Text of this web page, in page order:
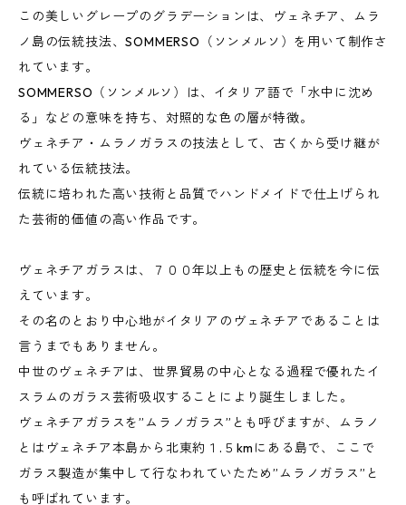
この美しいグレープのグラデーションは、ヴェネチア、ムラ
ノ島の伝統技法、SOMMERSO（ソンメルソ）を用いて制作さ
れています。
SOMMERSO（ソンメルソ）は、イタリア語で「水中に沈め
る」などの意味を持ち、対照的な色の層が特徴。
ヴェネチア・ムラノガラスの技法として、古くから受け継が
れている伝統技法。
伝統に培われた高い技術と品質でハンドメイドで仕上げられ
た芸術的価値の高い作品です。
ヴェネチアガラスは、７００年以上もの歴史と伝統を今に伝
えています。
その名のとおり中心地がイタリアのヴェネチアであることは
言うまでもありません。
中世のヴェネチアは、世界貿易の中心となる過程で優れたイ
スラムのガラス芸術吸収することにより誕生しました。
ヴェネチアガラスを”ムラノガラス”とも呼びますが、ムラノ
とはヴェネチア本島から北東約１.５kmにある島で、ここで
ガラス製造が集中して行なわれていたため”ムラノガラス”と
も呼ばれています。